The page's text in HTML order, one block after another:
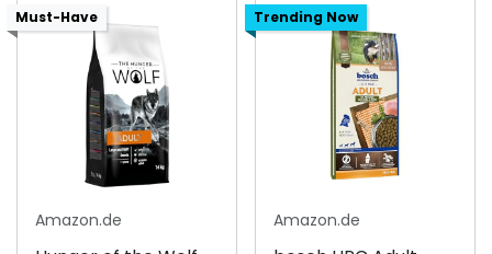
Must-Have
Amazon.de
Trending Now
Amazon.de